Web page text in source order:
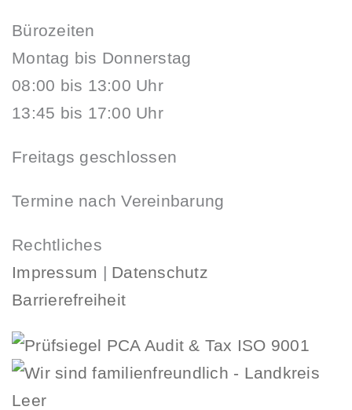
Bürozeiten
Montag bis Donnerstag
08:00 bis 13:00 Uhr
13:45 bis 17:00 Uhr
Freitags geschlossen
Termine nach Vereinbarung
Rechtliches
Impressum | Datenschutz
Barrierefreiheit